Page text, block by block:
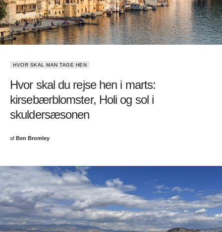
HVOR SKAL MAN TAGE HEN
Hvor skal du rejse hen i marts:
kirsebærblomster, Holi og sol i
skuldersæsonen
af Ben Bromley